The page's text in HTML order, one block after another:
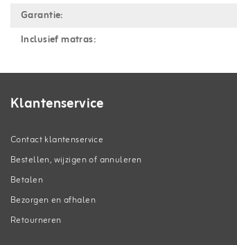
Garantie:
Inclusief matras:
Klantenservice
Contact klantenservice
Bestellen, wijzigen of annuleren
Betalen
Bezorgen en afhalen
Retourneren